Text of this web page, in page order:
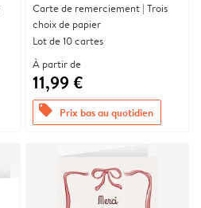
Carte de remerciement | Trois
choix de papier
Lot de 10 cartes
À partir de
11,99 €
offers Prix bas au quotidien